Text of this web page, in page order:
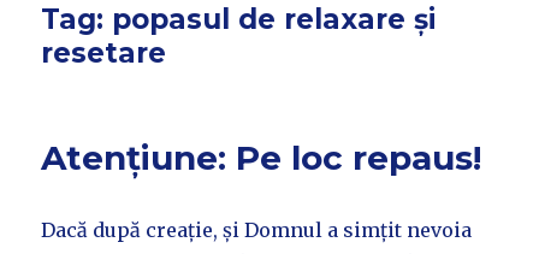
Tag: popasul de relaxare și
resetare
Atențiune: Pe loc repaus!
Dacă după creație, și Domnul a simțit nevoia